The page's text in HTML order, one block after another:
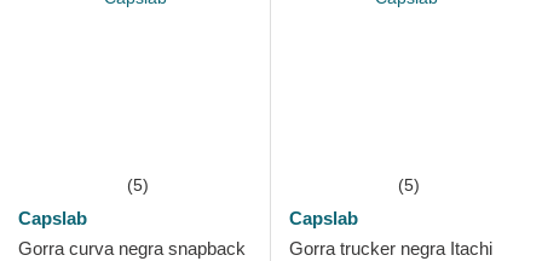
(5)
Capslab
Gorra curva negra snapback
(5)
Capslab
Gorra trucker negra Itachi